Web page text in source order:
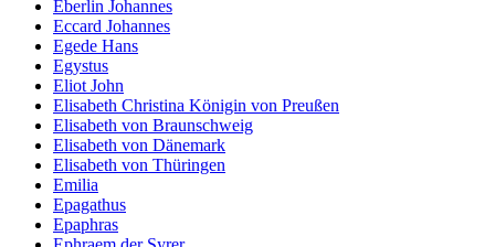
Eberlin Johannes
Eccard Johannes
Egede Hans
Egystus
Eliot John
Elisabeth Christina Königin von Preußen
Elisabeth von Braunschweig
Elisabeth von Dänemark
Elisabeth von Thüringen
Emilia
Epagathus
Epaphras